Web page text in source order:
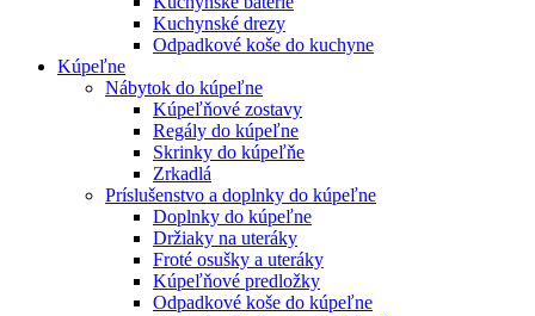
Kuchynské drezy
Odpadkové koše do kuchyne
Kúpeľne
Nábytok do kúpeľne
Kúpeľňové zostavy
Regály do kúpeľne
Skrinky do kúpeľňe
Zrkadlá
Príslušenstvo a doplnky do kúpeľne
Doplnky do kúpeľne
Držiaky na uteráky
Froté osušky a uteráky
Kúpeľňové predložky
Odpadkové koše do kúpeľne